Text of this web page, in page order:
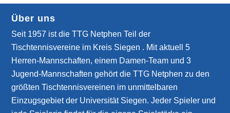
Über uns
Seit 1957 ist die TTG Netphen Teil der
Tischtennisvereine im Kreis Siegen . Mit aktuell 5
Herren-Mannschaften, einem Damen-Team und 3
Jugend-Mannschaften gehört die TTG Netphen zu den
größten Tischtennisvereinen im unmittelbaren
Einzugsgebiet der Universität Siegen. Jeder Spieler und